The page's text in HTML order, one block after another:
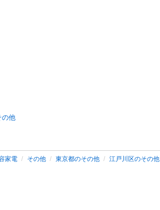
の他
家電 その他 東京都のその他 江戸川区のその他